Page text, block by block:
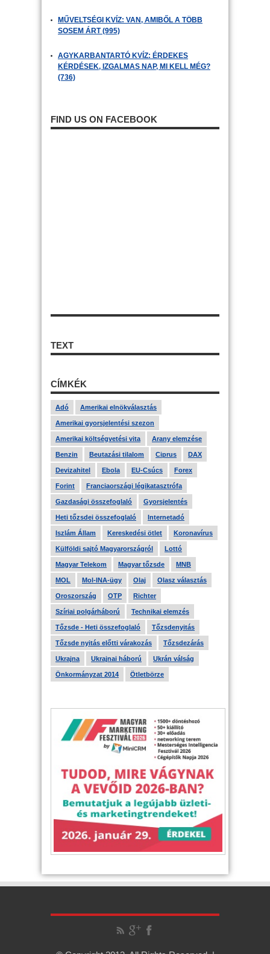
MŰVELTSÉGI KVÍZ: VAN, AMIBŐL A TÖBB
SOSEM ÁRT (995)
AGYKARBANTARTÓ KVÍZ: ÉRDEKES
KÉRDÉSEK, IZGALMAS NAP, MI KELL MÉG?
(736)
FIND US ON FACEBOOK
TEXT
CÍMKÉK
Adó Amerikai elnökválasztás
Amerikai gyorsjelentési szezon
Amerikai költségvetési vita Arany elemzése
Benzin Beutazási tilalom Ciprus DAX
Devizahitel Ebola EU-Csúcs Forex
Forint Franciaországi légikatasztrófa
Gazdasági összefoglaló Gyorsjelentés
Heti tőzsdei összefoglaló Internetadó
Iszlám Állam Kereskedési ötlet Koronavírus
Külföldi sajtó Magyarországról Lottó
Magyar Telekom Magyar tőzsde MNB
MOL Mol-INA-ügy Olaj Olasz választás
Oroszország OTP Richter
Szíriai polgárháború Technikai elemzés
Tőzsde - Heti összefoglaló Tőzsdenyitás
Tőzsde nyitás előtti várakozás Tőzsdezárás
Ukrajna Ukrajnai háború Ukrán válság
Önkormányzat 2014 Ötletbörze